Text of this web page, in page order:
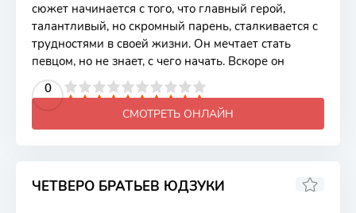
сюжет начинается с того, что главный герой,
талантливый, но скромный парень, сталкивается с
трудностями в своей жизни. Он мечтает стать
певцом, но не знает, с чего начать. Вскоре он
0
4 5 6 7 8 9 10
СМОТРЕТЬ ОНЛАЙН
ЧЕТВЕРО БРАТЬЕВ ЮДЗУКИ
7.87